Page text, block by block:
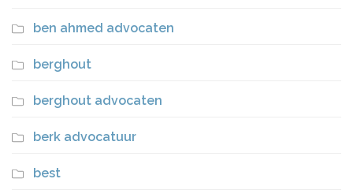
ben ahmed advocaten
berghout
berghout advocaten
berk advocatuur
best